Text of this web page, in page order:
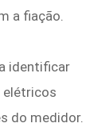
a fiação.
identificar
elétricos
do medidor.